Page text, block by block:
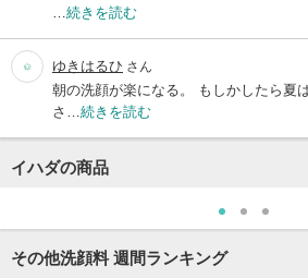
続きを読む
ゆきはるひ さん
朝の洗顔が楽になる。 もしかしたら夏
さ… 続きを読む
イハダの商品
その他洗顔料 週間ランキング